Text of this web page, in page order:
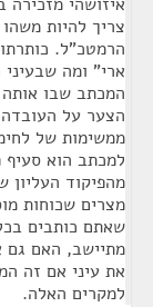
צריך להיות
הרמטכ"ל.
ארי" ומה
המכתב שבו
הצער על
ממשימות של
למכתב הוא סעיף
מהפיקוד
מצרים שכוחות
שאתם כותבים
מתיישב, האם גם
את עיני אם זה
למקרים האלה.